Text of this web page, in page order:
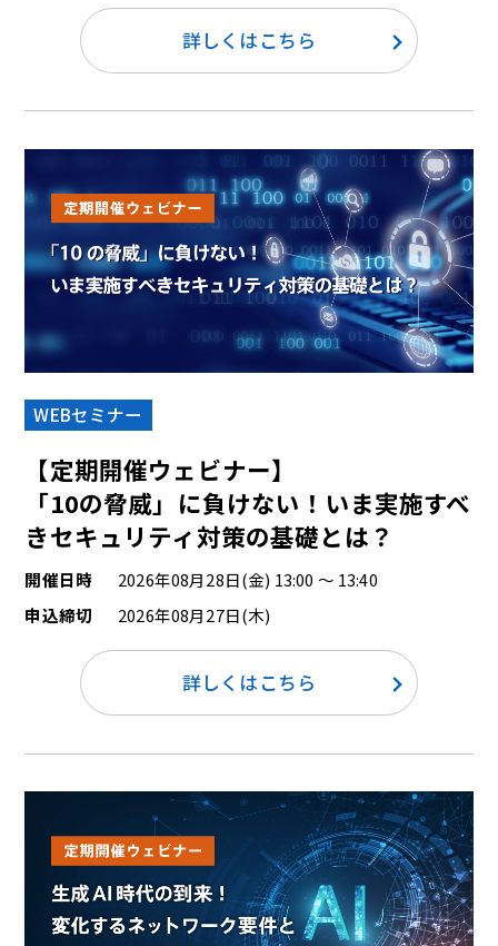
詳しくはこちら
WEBセミナー
【定期開催ウェビナー】
「10の脅威」に負けない！いま実施すべ
きセキュリティ対策の基礎とは？
開催日時
2026年08月28日(金) 13:00 ～ 13:40
申込締切
2026年08月27日(木)
詳しくはこちら